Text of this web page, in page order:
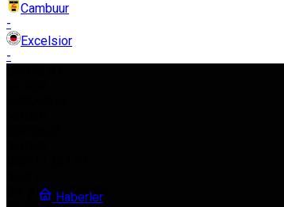
Cambuur
-
Excelsior
-
GR. ALTIN 5.966,21
Haberler